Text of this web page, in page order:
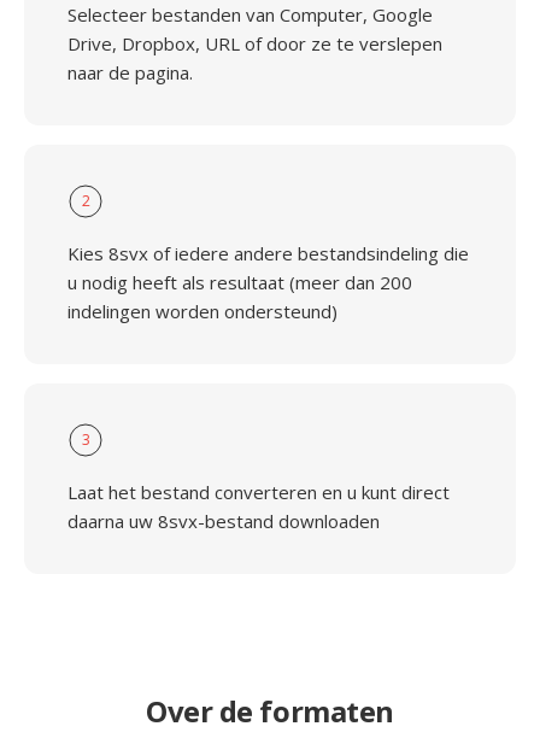
Selecteer bestanden van Computer, Google
Drive, Dropbox, URL of door ze te verslepen
naar de pagina.
2
Kies 8svx of iedere andere bestandsindeling die
u nodig heeft als resultaat (meer dan 200
indelingen worden ondersteund)
3
Laat het bestand converteren en u kunt direct
daarna uw 8svx-bestand downloaden
Over de formaten